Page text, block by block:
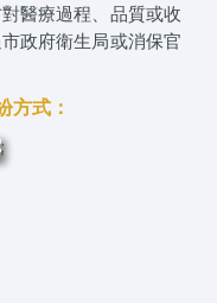
醫療過程、品質或收
政府衛生局或消保官
方式：
;